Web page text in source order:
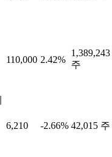
110,000 2.42%
1,389,243
주
6,210 -2.66% 42,015 주